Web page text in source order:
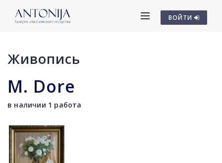
ВОЙТИ
Живопись
M. Dore
в наличии 1 работа